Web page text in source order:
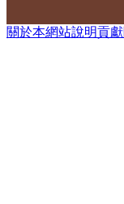
關於本網站說明貢獻